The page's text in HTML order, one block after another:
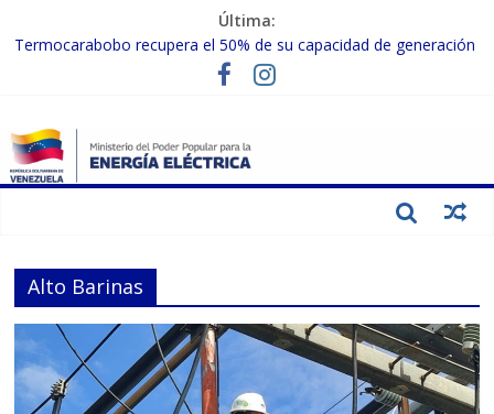
Última:
Termocarabobo recupera el 50% de su capacidad de generación
MPPEE avanza en la recuperación de infraestructuras eléctricas
Gobierno Nacional coordina acciones con el sector privado para
fortalecer el SEN ante el «Súper Niño»
Inspeccionan trabajos de rehabilitación en instalaciones del SEN
Alto Barinas